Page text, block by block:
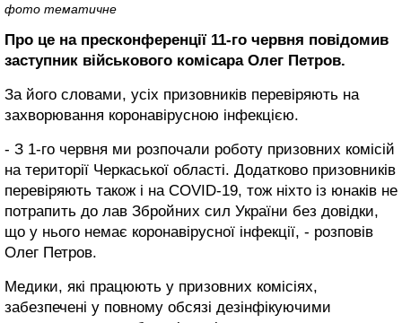
фото тематичне
Про це на пресконференції 11-го червня повідомив
заступник військового комісара Олег Петров.
За його словами, усіх призовників перевіряють на
захворювання коронавірусною інфекцією.
- З 1-го червня ми розпочали роботу призовних комісій
на території Черкаської області. Додатково призовників
перевіряють також і на COVID-19, тож ніхто із юнаків не
потрапить до лав Збройних сил України без довідки,
що у нього немає коронавірусної інфекції, - розповів
Олег Петров.
Медики, які працюють у призовних комісіях,
забезпечені у повному обсязі дезінфікуючими